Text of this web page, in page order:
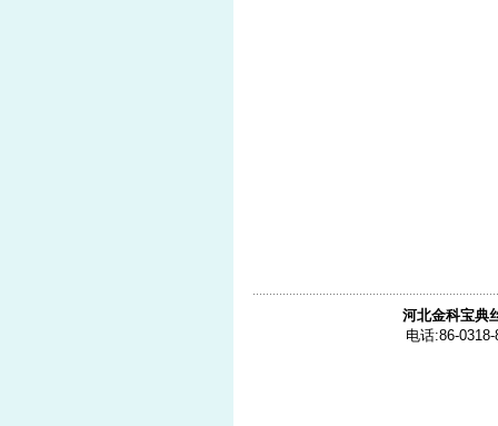
河北金科宝典
电话:86-